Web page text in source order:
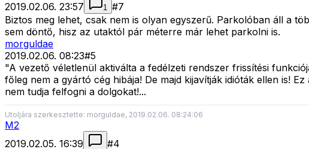
2019.02.06. 23:57
1 #7
Biztos meg lehet, csak nem is olyan egyszerű. Parkolóban áll a
sem döntő, hisz az utaktól pár méterre már lehet parkolni is.
morguldae
2019.02.06. 08:23#5
"A vezető véletlenül aktiválta a fedélzeti rendszer frissítési
főleg nem a gyártó cég hibája! De majd kijavítják idióták ellen is!
nem tudja felfogni a dolgokat!...
Utoljára szerkesztette: morguldae, 2019.02.06. 08:24:06
M2
2019.02.05. 16:39
#4